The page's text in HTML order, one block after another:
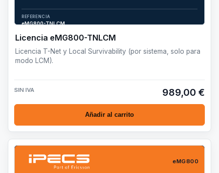
modo LCM).
REFERENCIA
eMG800-TNLCM
Licencia eMG800-TNLCM
Licencia T-Net y Local Survivability (por sistema, solo para
modo LCM).
SIN IVA 989,00 €
Añadir al carrito
eMG800